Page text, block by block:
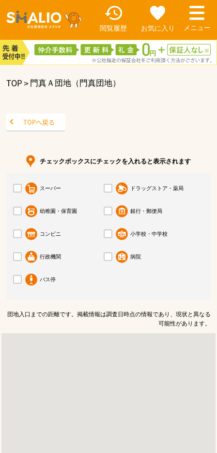
閲覧履歴 お気に入り
TOP 門真Ａ団地（門真団地）
TOPへ戻る
チェックボックスにチェックを入れると表示されます
スーパー ドラッグストア・薬局
幼稚園・保育園 銀行・郵便局
コンビニ 小学校・中学校
行政機関 病院
バス停
団地入口までの距離です。掲載情報は調査日時点の情報であり、現状と異なる
可能性があります。